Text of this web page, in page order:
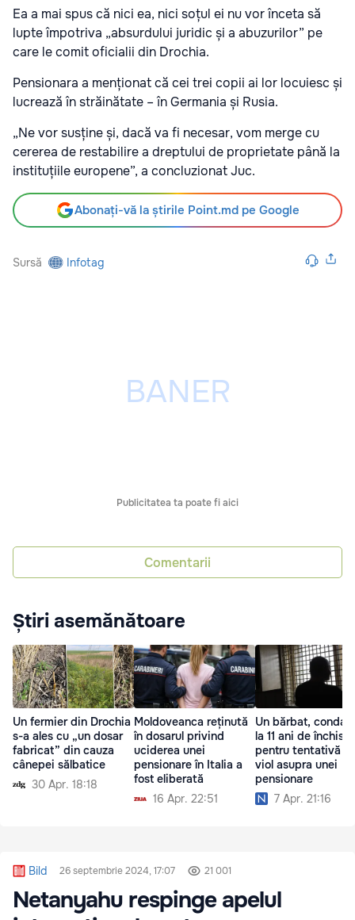
Ea a mai spus că nici ea, nici soțul ei nu vor înceta să
lupte împotriva „absurdului juridic și a abuzurilor” pe
care le comit oficialii din Drochia.
Pensionara a menționat că cei trei copii ai lor locuiesc și
lucrează în străinătate – în Germania și Rusia.
„Ne vor susține și, dacă va fi necesar, vom merge cu
cererea de restabilire a dreptului de proprietate până la
instituțiile europene”, a concluzionat Juc.
Abonați-vă la știrile Point.md pe Google
Sursă Infotag
Publicitatea ta poate fi aici
Comentarii
Știri asemănătoare
Un fermier din Drochia
s-a ales cu „un dosar
fabricat” din cauza
cânepei sălbatice
30 Apr. 18:18
Moldoveanca reținută
în dosarul privind
uciderea unei
pensionare în Italia a
fost eliberată
16 Apr. 22:51
Un bărbat,
la 11 ani de
pentru tentativă
viol asupra unei
pensionare
7 Apr. 21:16
Bild 26 septembrie 2024, 17:07 21 001
Netanyahu respinge apelul